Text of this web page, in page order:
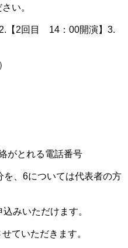
い。
2回目 14：00開演】3.
がとれる電話番号
、6については代表者の方
みいただけます。
ていただきます。